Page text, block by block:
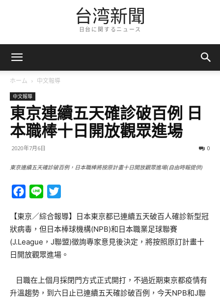
台湾新聞
日台に関するニュース
ホーム 中文報導
中文報導
東京連續五天確診破百例 日
本職棒十日開放觀眾進場
2020年7月6日 0
東京連續五天確診破百例，日本職棒將按原計畫十日開放觀眾進場(自由時報提供)
Facebook
Line
【東京／綜合報導】日本東京都已連續五天破百人確診新型冠
狀病毒，但日本棒球機構(NPB)和日本職業足球聯賽
(J.League，J聯盟)徵詢專家意見後決定，將按照原訂計畫十
日開放觀眾進場。
日職在上個月採閉門方式正式開打，不過近期東京都疫情有
升溫趨勢，到六日止已連續五天確診破百例，今天NPB和J聯